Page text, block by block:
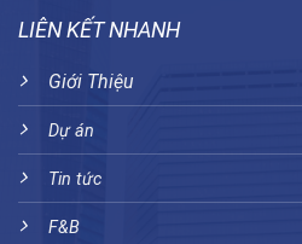
LIÊN KẾT NHANH
Giới Thiệu
Dự án
Tin tức
F&B